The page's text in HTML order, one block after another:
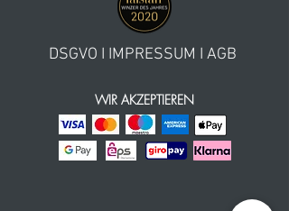
DSGVO I IMPRESSUM I AGB
WIR AKZEPTIEREN